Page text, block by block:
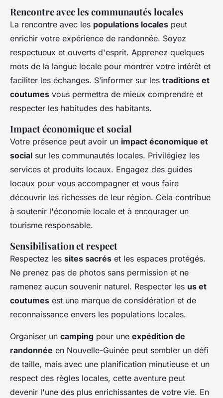
Rencontre avec les communautés locales
La rencontre avec les populations locales peut
enrichir votre expérience de randonnée. Soyez
respectueux et ouverts d'esprit. Apprenez quelques
mots de la langue locale pour montrer votre intérêt et
faciliter les échanges. S’informer sur les traditions et
coutumes vous permettra de mieux comprendre et
respecter les habitudes des habitants.
Impact économique et social
Votre présence peut avoir un impact économique et
social sur les communautés locales. Privilégiez les
services et produits locaux. Engagez des guides
locaux pour vous accompagner et vous faire
découvrir les richesses de leur région. Cela contribue
à soutenir l'économie locale et à encourager un
tourisme responsable.
Sensibilisation et respect
Respectez les sites sacrés et les espaces protégés.
Ne prenez pas de photos sans permission et ne
ramenez aucun souvenir naturel. Respecter les us et
coutumes est une marque de considération et de
reconnaissance envers les populations locales.
Organiser un camping pour une expédition de
randonnée en Nouvelle-Guinée peut sembler un défi
de taille, mais avec une planification minutieuse et un
respect des règles locales, cette aventure peut
devenir l'une des plus enrichissantes de votre vie. En